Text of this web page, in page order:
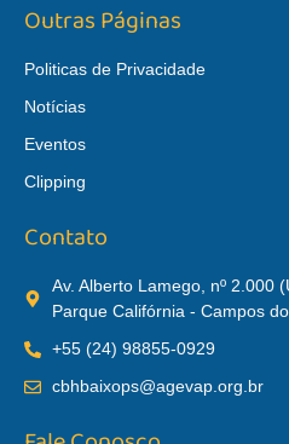
Outras Páginas
Politicas de Privacidade
Notícias
Eventos
Clipping
Contato
Av. Alberto Lamego, nº 2.000
Parque Califórnia - Campos
+55 (24) 98855-0929
cbhbaixops@agevap.org.br